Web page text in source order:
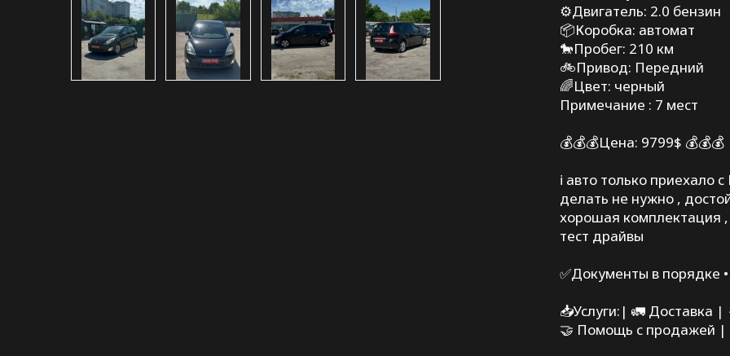
⚙️Двигатель: 2.0 бензин
📦Коробка: автомат
🐎Пробег: 210 км
🚲Привод: Передний
🌈Цвет: черный
Примечание : 7 мест
💰💰💰Цена: 9799$ 💰💰💰
ℹ️ авто только приехало
делать не нужно ,
хорошая комплектация
тест драйвы
✅Документы в порядке
📥Услуги:| 🚛 Доставка
🤝 Помощь с продажей |